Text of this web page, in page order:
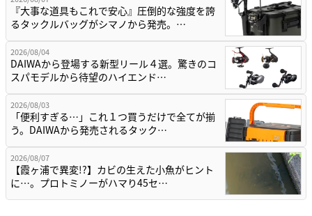
『大事な道具もこれで安心』圧倒的な強度を誇
るタックルバッグがシマノから発売。…
2026/08/04
DAIWAから登場する新型リール４選。驚きのコ
スパモデルから待望のハイエンド…
2026/08/03
「便利すぎる…」これ１つ買うだけで全てが揃
う。DAIWAから発売されるタック…
2026/08/07
【霞ヶ浦で異変!?】カビの生えた小魚がヒント
に…。プロトミノーがハマり45セ…